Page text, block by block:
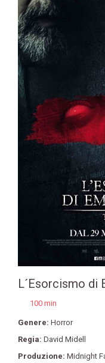
L´Esorcismo di
100 min
Genere: Horror
Regia: David Midell
Produzione: Midnight